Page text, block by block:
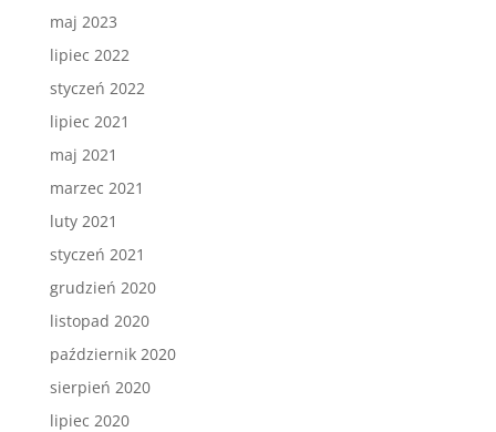
maj 2023
lipiec 2022
styczeń 2022
lipiec 2021
maj 2021
marzec 2021
luty 2021
styczeń 2021
grudzień 2020
listopad 2020
październik 2020
sierpień 2020
lipiec 2020